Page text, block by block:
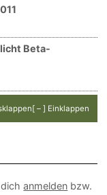
Beta-
[ – ] Einklappen
dichanmelden bzw.